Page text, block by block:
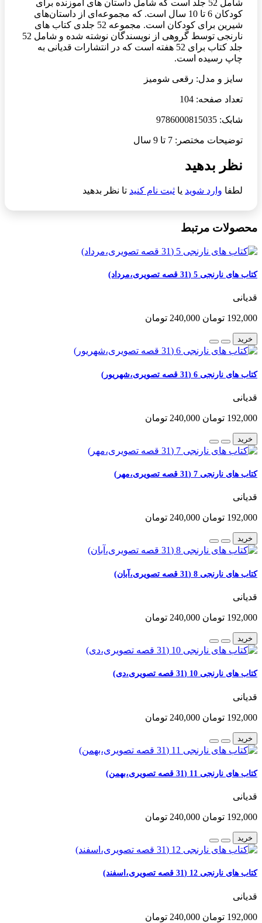
شامل 52 جلد است که شامل داستان های آموزنده برای
کودکان 6 تا 10 سال است. که مجموعه‌ای از داستان‌های
شیرین برای کودکان است. مجموعه 52 جلدی کتاب های
نارنجی توسط گروهی از نویسندگان نوشته شده و شامل 52
جلد کتاب برای 52 هفته است که در انتشارات قدیانی به
چاپ رسیده است.
سایز و مدل: رقعی شومیز
تعداد صفحه: 104
شابک: 9786000815035
توضیحات مختصر: 7 تا 9 سال
نظر بدهید
لطفا وارد شوید یا ثبت نام کنید تا نظر بدهید
محصولات مرتبط
کتاب های نارنجی 5 (31 قصه تصویری،مرداد)
قدیانی
192,000 تومان 240,000 تومان
خرید
کتاب های نارنجی 6 (31 قصه تصویری،شهریور)
قدیانی
192,000 تومان 240,000 تومان
خرید
کتاب های نارنجی 7 (31 قصه تصویری،مهر)
قدیانی
192,000 تومان 240,000 تومان
خرید
کتاب های نارنجی 8 (31 قصه تصویری،آبان)
قدیانی
192,000 تومان 240,000 تومان
خرید
کتاب های نارنجی 10 (31 قصه تصویری،دی)
قدیانی
192,000 تومان 240,000 تومان
خرید
کتاب های نارنجی 11 (31 قصه تصویری،بهمن)
قدیانی
192,000 تومان 240,000 تومان
خرید
کتاب های نارنجی 12 (31 قصه تصویری،اسفند)
قدیانی
192,000 تومان 240,000 تومان